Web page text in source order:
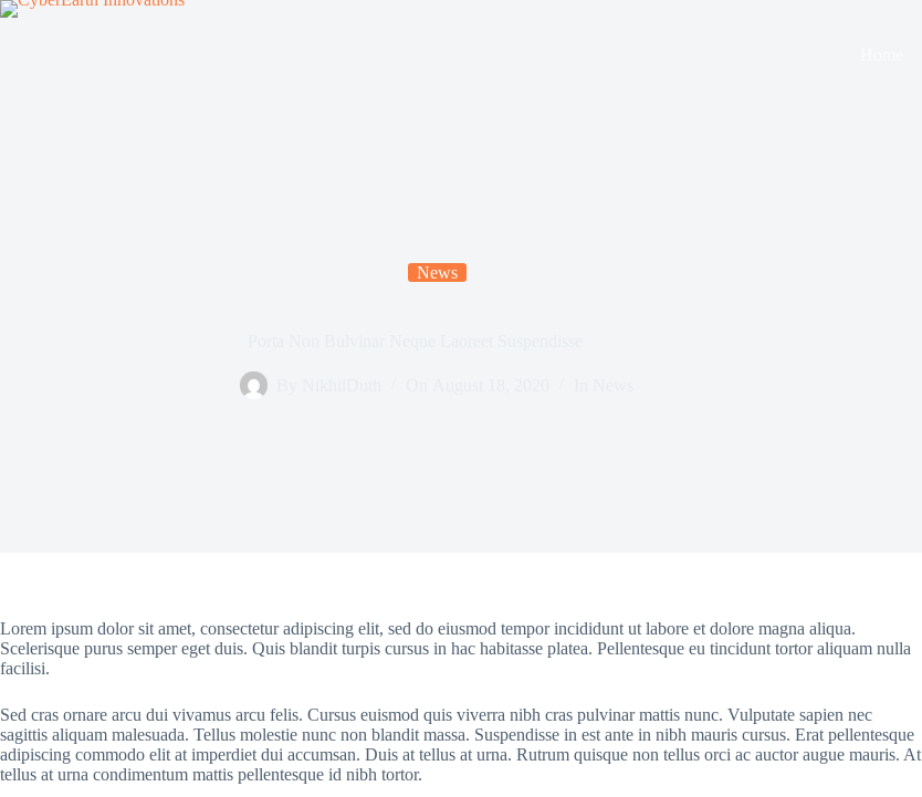
News
Lorem ipsum dolor sit amet, consectetur adipiscing elit, sed do eiusmod tempor incididunt ut labore et dolore magna aliqua.
Scelerisque purus semper eget duis. Quis blandit turpis cursus in hac habitasse platea. Pellentesque eu tincidunt tortor aliquam nulla
facilisi.
Sed cras ornare arcu dui vivamus arcu felis. Cursus euismod quis viverra nibh cras pulvinar mattis nunc. Vulputate sapien nec
sagittis aliquam malesuada. Tellus molestie nunc non blandit massa. Suspendisse in est ante in nibh mauris cursus. Erat pellentesque
adipiscing commodo elit at imperdiet dui accumsan. Duis at tellus at urna. Rutrum quisque non tellus orci ac auctor augue mauris. At
tellus at urna condimentum mattis pellentesque id nibh tortor.